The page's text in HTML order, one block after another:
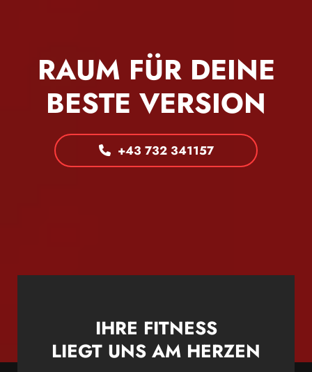
RAUM FÜR DEINE
BESTE VERSION
+43 732 341157
IHRE FITNESS
LIEGT UNS AM HERZEN